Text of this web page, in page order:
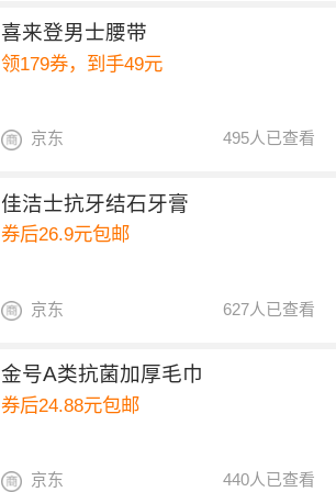
喜来登男士腰带
领179券，到手49元
495人已查看
京东
佳洁士抗牙结石牙膏
券后26.9元包邮
627人已查看
京东
金号A类抗菌加厚毛巾
券后24.88元包邮
440人已查看
京东